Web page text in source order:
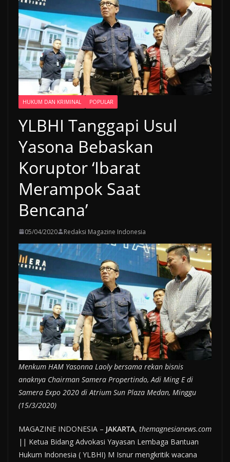
HUKUM DAN KRIMINAL POPULAR
YLBHI Tanggapi Usul
Yasona Bebaskan
Koruptor ‘Ibarat
Merampok Saat
Bencana’
05/04/2020 Redaksi Magazine Indonesia
Menkum HAM Yasonna Laoly bersama rekan bisnis
anaknya Chairman Samera Propertindo, Adi Ming E di
Samera Expo 2020 di Atrium Sun Plaza Medan, Minggu
(15/3/2020)
MAGAZINE INDONESIA – JAKARTA, themagnesianews.com
|| Ketua Bidang Advokasi Yayasan Lembaga Bantuan
Hukum Indonesia ( YLBHI) M Isnur mengkritik wacana